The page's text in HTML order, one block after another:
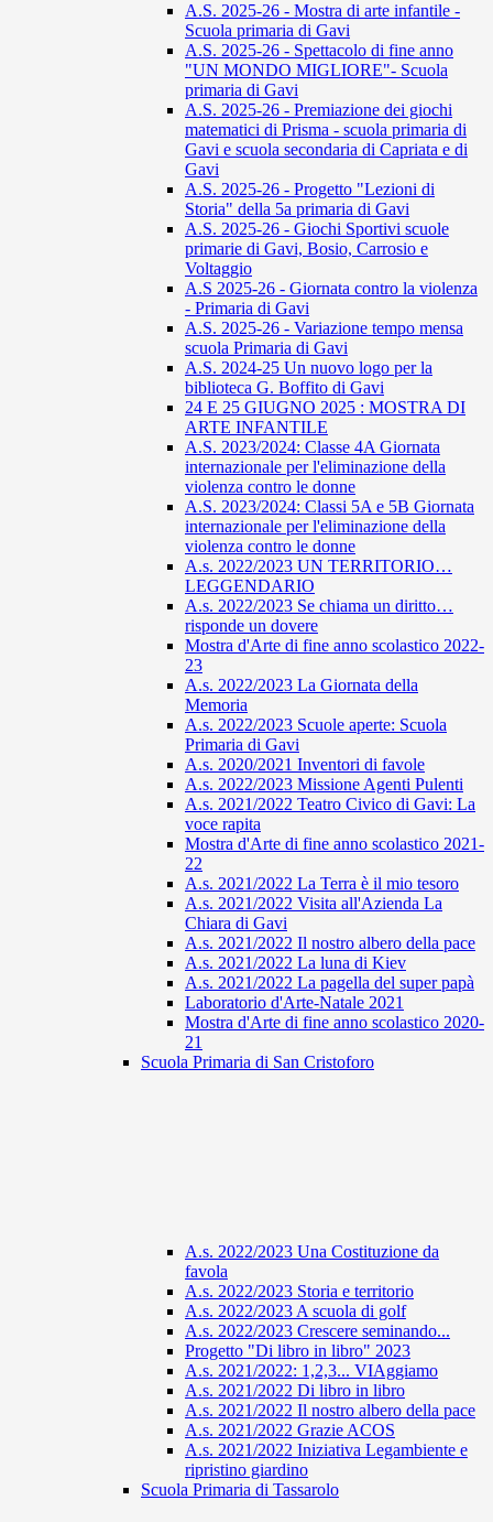
A.S. 2025-26 - Mostra di arte infantile -
Scuola primaria di Gavi
A.S. 2025-26 - Spettacolo di fine anno
"UN MONDO MIGLIORE"- Scuola
primaria di Gavi
A.S. 2025-26 - Premiazione dei giochi
matematici di Prisma - scuola primaria di
Gavi e scuola secondaria di Capriata e di
Gavi
A.S. 2025-26 - Progetto "Lezioni di
Storia" della 5a primaria di Gavi
A.S. 2025-26 - Giochi Sportivi scuole
primarie di Gavi, Bosio, Carrosio e
Voltaggio
A.S 2025-26 - Giornata contro la violenza
- Primaria di Gavi
A.S. 2025-26 - Variazione tempo mensa
scuola Primaria di Gavi
A.S. 2024-25 Un nuovo logo per la
biblioteca G. Boffito di Gavi
24 E 25 GIUGNO 2025 : MOSTRA DI
ARTE INFANTILE
A.S. 2023/2024: Classe 4A Giornata
internazionale per l'eliminazione della
violenza contro le donne
A.S. 2023/2024: Classi 5A e 5B Giornata
internazionale per l'eliminazione della
violenza contro le donne
A.s. 2022/2023 UN TERRITORIO…
LEGGENDARIO
A.s. 2022/2023 Se chiama un diritto…
risponde un dovere
Mostra d'Arte di fine anno scolastico 2022-
23
A.s. 2022/2023 La Giornata della
Memoria
A.s. 2022/2023 Scuole aperte: Scuola
Primaria di Gavi
A.s. 2020/2021 Inventori di favole
A.s. 2022/2023 Missione Agenti Pulenti
A.s. 2021/2022 Teatro Civico di Gavi: La
voce rapita
Mostra d'Arte di fine anno scolastico 2021-
22
A.s. 2021/2022 La Terra è il mio tesoro
A.s. 2021/2022 Visita all'Azienda La
Chiara di Gavi
A.s. 2021/2022 Il nostro albero della pace
A.s. 2021/2022 La luna di Kiev
A.s. 2021/2022 La pagella del super papà
Laboratorio d'Arte-Natale 2021
Mostra d'Arte di fine anno scolastico 2020-
21
Scuola Primaria di San Cristoforo
A.s. 2022/2023 Una Costituzione da
favola
A.s. 2022/2023 Storia e territorio
A.s. 2022/2023 A scuola di golf
A.s. 2022/2023 Crescere seminando...
Progetto "Di libro in libro" 2023
A.s. 2021/2022: 1,2,3... VIAggiamo
A.s. 2021/2022 Di libro in libro
A.s. 2021/2022 Il nostro albero della pace
A.s. 2021/2022 Grazie ACOS
A.s. 2021/2022 Iniziativa Legambiente e
ripristino giardino
Scuola Primaria di Tassarolo